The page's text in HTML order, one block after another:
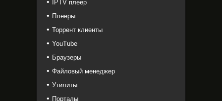
IPTV плеер
Плееры
Торрент клиенты
YouTube
Браузеры
Файловый менеджер
Утилиты
Порталы